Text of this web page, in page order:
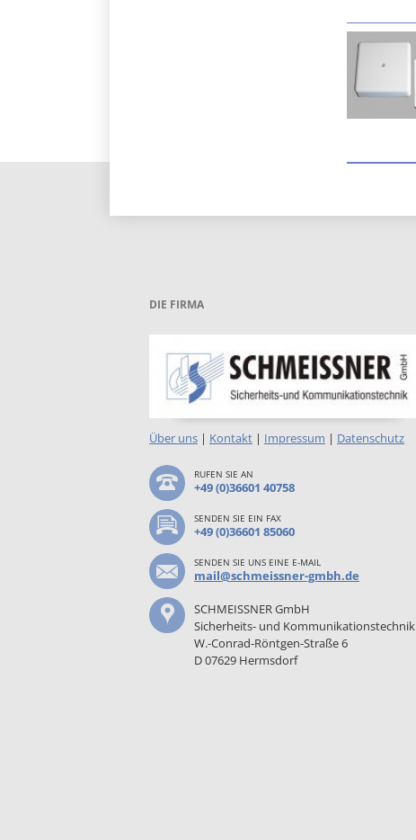
DIE FIRMA
Über uns | Kontakt | Impressum | Datenschutz
RUFEN SIE AN
+49 (0)36601 40758
SENDEN SIE EIN FAX
+49 (0)36601 85060
SENDEN SIE UNS EINE E-MAIL
mail@schmeissner-gmbh.de
SCHMEISSNER GmbH
Sicherheits- und Kommunikationstechnik
W.-Conrad-Röntgen-Straße 6
D 07629 Hermsdorf